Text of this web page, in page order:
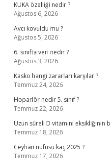
KUKA özelliği nedir ?
Ağustos 6, 2026
Avcı kovuldu mu ?
Ağustos 5, 2026
6. sınıfta veri nedir ?
Ağustos 3, 2026
Kasko hangi zararları karşılar ?
Temmuz 24, 2026
Hoparlör nedir 5. sınıf ?
Temmuz 22, 2026
Uzun süreli D vitamini eksikliğinin
Temmuz 18, 2026
Ceyhan nüfusu kaç 2025 ?
Temmuz 17, 2026